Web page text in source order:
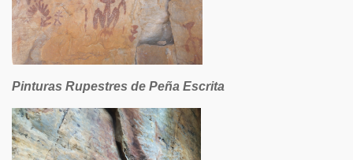
Pinturas Rupestres de Peña Escrita